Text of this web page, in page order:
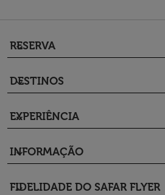
RESERVA
keyboard_arrow_down
DESTINOS
keyboard_arrow_down
EXPERIÊNCIA
keyboard_arrow_down
INFORMAÇÃO
keyboard_arrow_down
FIDELIDADE DO SAFAR FLYER
keyboard_arrow_down